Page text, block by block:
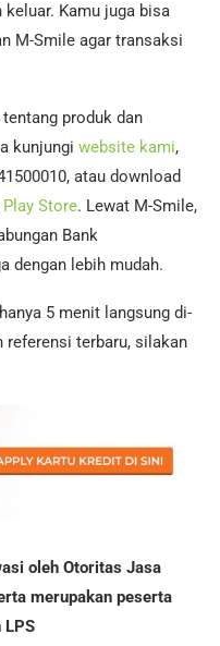
keluar. Kamu juga bisa
M-Smile agar transaksi
produk dan
kunjungi website kami,
atau download
Play Store. Lewat M-Smile,
Bank
dengan lebih mudah.
5 menit langsung di-
referensi terbaru, silakan
oleh Otoritas Jasa
merupakan peserta
LPS